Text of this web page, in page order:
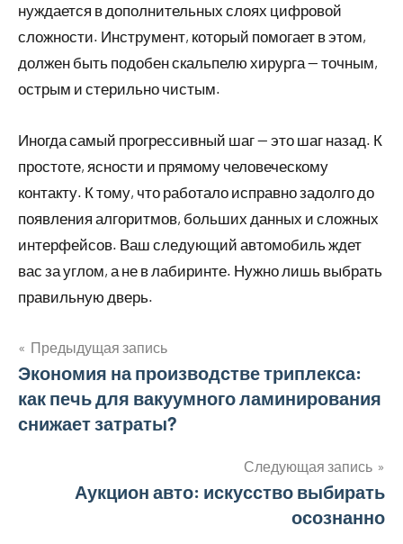
нуждается в дополнительных слоях цифровой
сложности. Инструмент, который помогает в этом,
должен быть подобен скальпелю хирурга — точным,
острым и стерильно чистым.
Иногда самый прогрессивный шаг — это шаг назад. К
простоте, ясности и прямому человеческому
контакту. К тому, что работало исправно задолго до
появления алгоритмов, больших данных и сложных
интерфейсов. Ваш следующий автомобиль ждет
вас за углом, а не в лабиринте. Нужно лишь выбрать
правильную дверь.
Навигация
по
Предыдущая запись
Экономия на производстве триплекса:
как печь для вакуумного ламинирования
снижает затраты?
Следующая запись
Аукцион авто: искусство выбирать
осознанно